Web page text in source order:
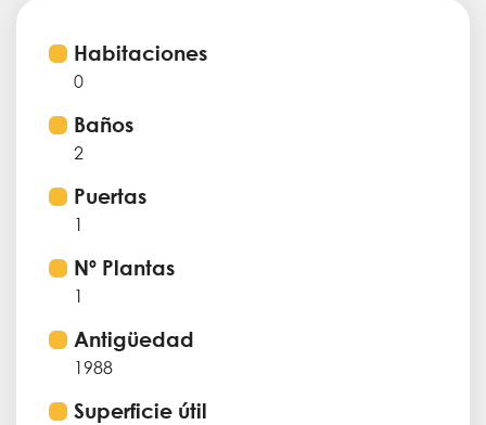
Habitaciones
0
Baños
2
Puertas
1
Nº Plantas
1
Antigüedad
1988
Superficie útil